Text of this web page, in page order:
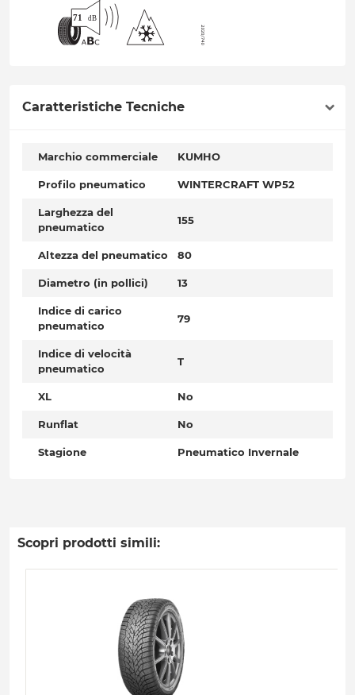
Caratteristiche Tecniche
Marchio commerciale KUMHO
Profilo pneumatico WINTERCRAFT WP52
Larghezza del
pneumatico
155
Altezza del pneumatico 80
Diametro (in pollici) 13
Indice di carico
pneumatico
79
Indice di velocità
pneumatico
T
XL No
Runflat No
Stagione Pneumatico Invernale
Scopri prodotti simili: